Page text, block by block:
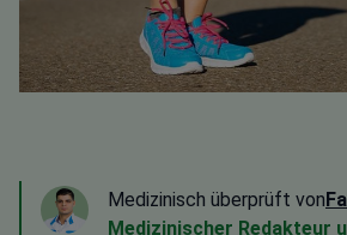
Medizinisch überprüft von
Medizinischer Redakteur